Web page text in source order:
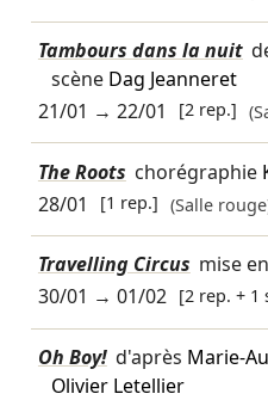
Tambours dans la nuit
scène Dag Jeanneret
21/01 → 22/01 [2 rep.]
The Roots chorégraphie
28/01
[1 rep.] (Salle
Travelling Circus mise
30/01 → 01/02 [2 rep. + 1
Oh Boy! d'après Marie-
Olivier Letellier